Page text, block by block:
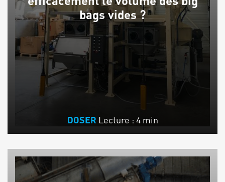
bags vides ?
DOSER Lecture : 4 min